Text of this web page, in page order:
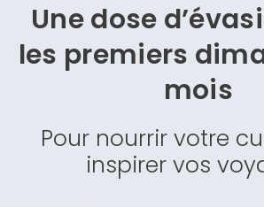
Une dose
les premiers
mois
Pour nourrir votre
inspirer vos